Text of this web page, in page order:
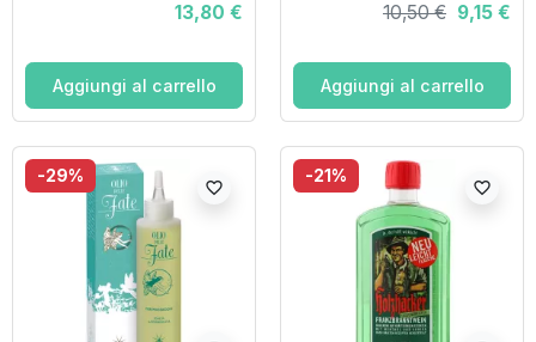
13,80 €
Aggiungi al carrello
10,50 € 9,15 €
Aggiungi al carrello
-29%
favorite_border
-21%
favorite_border